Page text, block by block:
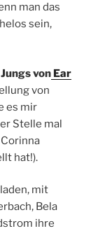
man das
sein,
von Ear
von
es mir
Stelle mal
hat!).
mit
Bela
ihre